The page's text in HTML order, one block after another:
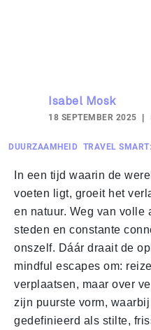
Isabel Mosk
18 SEPTEMBER 2025
DUURZAAMHEID TRAVEL
In een tijd waarin de
voeten ligt, groeit het
en natuur. Weg van volle
steden en constante
onszelf. Dáár draait de
mindful escapes om:
verplaatsen, maar over
zijn puurste vorm,
gedefinieerd als stilte,